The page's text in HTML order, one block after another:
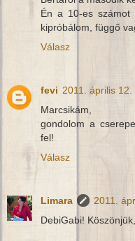
Én a 10-es számot
kipróbálom, függő
Válasz
fevi 2011. április 12.
Marcsikám,
gondolom a
fel!
Válasz
Limara
2011.
DebiGabi!